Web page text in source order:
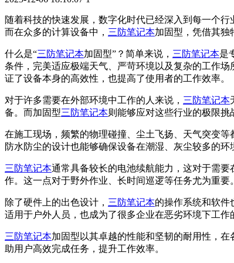
随着科技的快速发展，数字化时代已经深入到每一个
而在众多的计算设备中， 三防笔记本加固型，凭借其独
什么是“三防笔记本加固型”？简单来说， 三防笔记本是
条件，完美适应极端天气、严苛环境以及复杂的工作
证了设备本身的高效性，也提高了使用者的工作效率。
对于许多需要在外部环境中工作的人来说， 三防笔记本
备。而加固型三防笔记本则能够应对这些行业的极限挑
在施工现场，频繁的物理碰撞、尘土飞扬、天气突变
防水防尘的设计也能够确保设备在潮湿、灰尘较多的
三防笔记本通常具备较长的电池续航能力，这对于需
作。这一点对于野外作业、长时间巡逻等任务尤为重要。
除了硬件上的出色设计， 三防笔记本的操作系统和软件
适用于户外人员，也成为了很多企业在恶劣环境下工作
三防笔记本加固型以其卓越的性能和坚韧的耐用性，
助用户高效完成任务，提升工作效率。